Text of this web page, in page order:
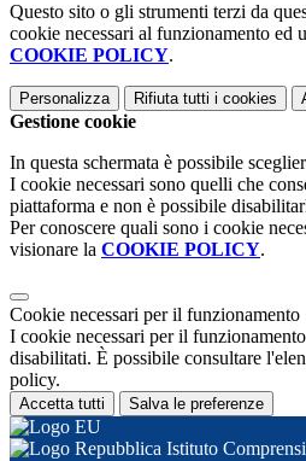
Questo sito o gli strumenti terzi da
cookie necessari al funzionamento ed
COOKIE POLICY.
Personalizza Rifiuta tutti i cookies
Gestione cookie
In questa schermata è possibile
I cookie necessari sono quelli che
piattaforma e non è possibile
Per conoscere quali sono i cookie
visionare la COOKIE POLICY.
Cookie necessari per il funzionamento
I cookie necessari per il
disabilitati. È possibile consultare
policy.
Accetta tutti Salva le preferenze
Istituto